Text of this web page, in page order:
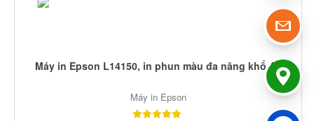
Máy in Epson L14150, in phun màu đa năng khổ A3
Máy in Epson